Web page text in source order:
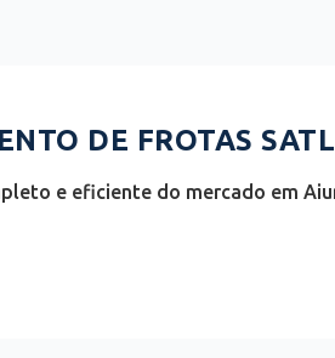
DE FROTAS
e eficiente do mercado em